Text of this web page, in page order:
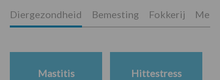
Diergezondheid Bemesting Fokkerij
Mastitis Hittestress